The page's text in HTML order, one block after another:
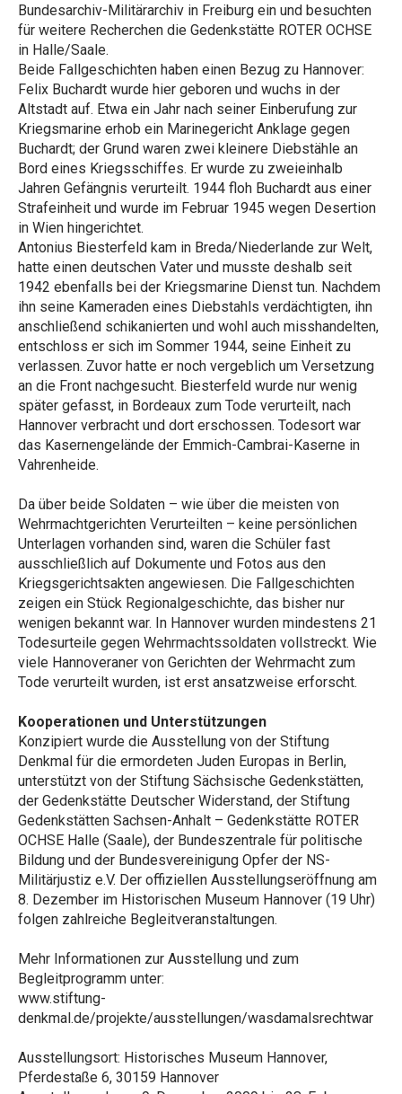
Bundesarchiv-Militärarchiv in Freiburg ein und besuchten
für weitere Recherchen die Gedenkstätte ROTER OCHSE
in Halle/Saale.
Beide Fallgeschichten haben einen Bezug zu Hannover:
Felix Buchardt wurde hier geboren und wuchs in der
Altstadt auf. Etwa ein Jahr nach seiner Einberufung zur
Kriegsmarine erhob ein Marinegericht Anklage gegen
Buchardt; der Grund waren zwei kleinere Diebstähle an
Bord eines Kriegsschiffes. Er wurde zu zweieinhalb
Jahren Gefängnis verurteilt. 1944 floh Buchardt aus einer
Strafeinheit und wurde im Februar 1945 wegen Desertion
in Wien hingerichtet.
Antonius Biesterfeld kam in Breda/Niederlande zur Welt,
hatte einen deutschen Vater und musste deshalb seit
1942 ebenfalls bei der Kriegsmarine Dienst tun. Nachdem
ihn seine Kameraden eines Diebstahls verdächtigten, ihn
anschließend schikanierten und wohl auch misshandelten,
entschloss er sich im Sommer 1944, seine Einheit zu
verlassen. Zuvor hatte er noch vergeblich um Versetzung
an die Front nachgesucht. Biesterfeld wurde nur wenig
später gefasst, in Bordeaux zum Tode verurteilt, nach
Hannover verbracht und dort erschossen. Todesort war
das Kasernengelände der Emmich-Cambrai-Kaserne in
Vahrenheide.
Da über beide Soldaten – wie über die meisten von
Wehrmachtgerichten Verurteilten – keine persönlichen
Unterlagen vorhanden sind, waren die Schüler fast
ausschließlich auf Dokumente und Fotos aus den
Kriegsgerichtsakten angewiesen. Die Fallgeschichten
zeigen ein Stück Regionalgeschichte, das bisher nur
wenigen bekannt war. In Hannover wurden mindestens 21
Todesurteile gegen Wehrmachtssoldaten vollstreckt. Wie
viele Hannoveraner von Gerichten der Wehrmacht zum
Tode verurteilt wurden, ist erst ansatzweise erforscht.
Kooperationen und Unterstützungen
Konzipiert wurde die Ausstellung von der Stiftung
Denkmal für die ermordeten Juden Europas in Berlin,
unterstützt von der Stiftung Sächsische Gedenkstätten,
der Gedenkstätte Deutscher Widerstand, der Stiftung
Gedenkstätten Sachsen-Anhalt – Gedenkstätte ROTER
OCHSE Halle (Saale), der Bundeszentrale für politische
Bildung und der Bundesvereinigung Opfer der NS-
Militärjustiz e.V. Der offiziellen Ausstellungseröffnung am
8. Dezember im Historischen Museum Hannover (19 Uhr)
folgen zahlreiche Begleitveranstaltungen.
Mehr Informationen zur Ausstellung und zum
Begleitprogramm unter:
www.stiftung-
denkmal.de/projekte/ausstellungen/wasdamalsrechtwar
Ausstellungsort: Historisches Museum Hannover,
Pferdestaße 6, 30159 Hannover